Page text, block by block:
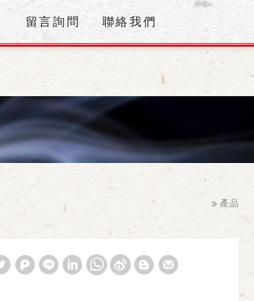
留言詢問 聯絡我們
產品